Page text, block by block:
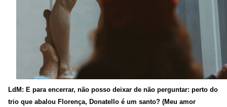
LdM: E para encerrar, não posso deixar de não perguntar: perto do
trio que abalou Florença, Donatello é um santo? (Meu amor